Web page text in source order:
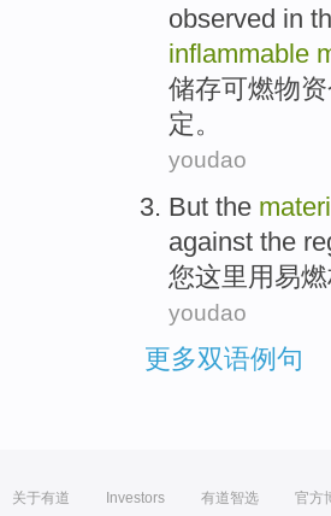
observed in
inflammable
储存可燃物资
定。
youdao
But the
against the
您这里 用 易燃
youdao
更多双语例句
关于有道 Investors 有道智选 官方